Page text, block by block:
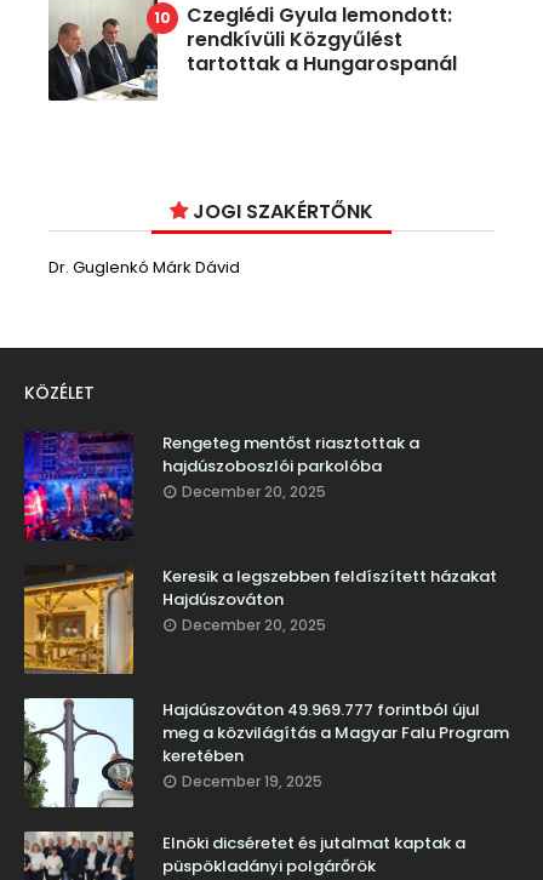
Czeglédi Gyula lemondott:
rendkívüli Közgyűlést
tartottak a Hungarospanál
JOGI SZAKÉRTŐNK
Dr. Guglenkó Márk Dávid
KÖZÉLET
Rengeteg mentőst riasztottak a
hajdúszoboszlói parkolóba
December 20, 2025
Keresik a legszebben feldíszített házakat
Hajdúszováton
December 20, 2025
Hajdúszováton 49.969.777 forintból újul
meg a közvilágítás a Magyar Falu Program
keretében
December 19, 2025
Elnöki dicséretet és jutalmat kaptak a
püspökladányi polgárőrök